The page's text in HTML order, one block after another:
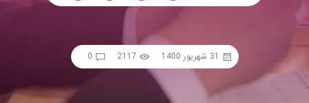
31 شهریور 1400 2117
0